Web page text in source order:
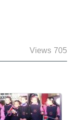
705 Views